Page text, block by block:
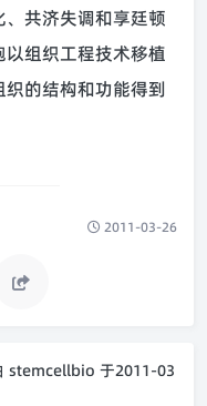
共济失调和享廷顿
组织工程技术移植
的结构和功能得到
2011-03-26
stemcellbio 于2011-03